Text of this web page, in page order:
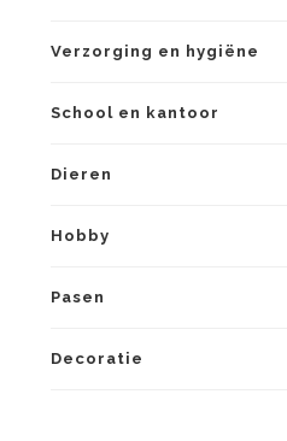
Verzorging en hygiëne
School en kantoor
Dieren
Hobby
Pasen
Decoratie